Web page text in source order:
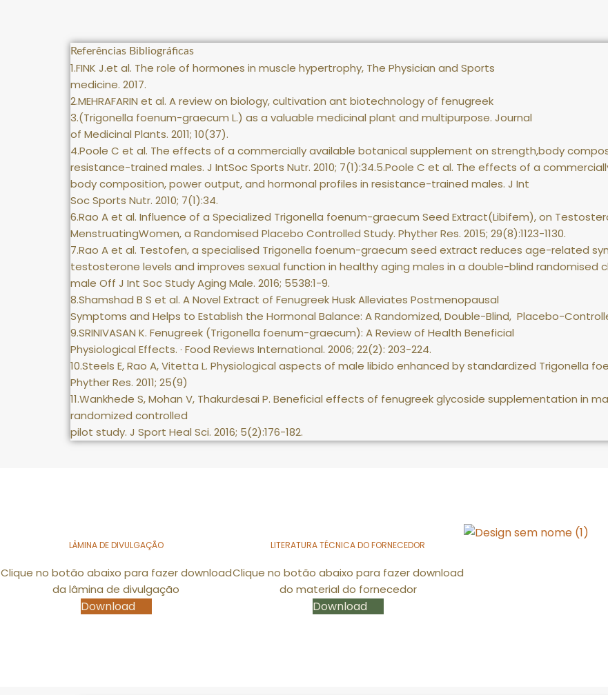
Referências Bibliográficas
1.FINK J.et al. The role of hormones in muscle hypertrophy, The Physician and Sports
medicine. 2017.
2.MEHRAFARIN et al. A review on biology, cultivation ant biotechnology of fenugreek
3.(Trigonella foenum-graecum L.) as a valuable medicinal plant and multipurpose. Journal
of Medicinal Plants. 2011; 10(37).
4.Poole C et al. The effects of a commercially available botanical supplement on strength,body
resistance-trained males. J IntSoc Sports Nutr. 2010; 7(1):34.5.Poole C et al. The effects of a
body composition, power output, and hormonal profiles in resistance-trained males. J Int
Soc Sports Nutr. 2010; 7(1):34.
6.Rao A et al. Influence of a Specialized Trigonella foenum-graecum Seed Extract(Libifem), on
MenstruatingWomen, a Randomised Placebo Controlled Study. Phyther Res. 2015; 29(8):1123-1130.
7.Rao A et al. Testofen, a specialised Trigonella foenum-graecum seed extract reduces age-related
testosterone levels and improves sexual function in healthy aging males in a double-blind randomised
male Off J Int Soc Study Aging Male. 2016; 5538:1-9.
8.Shamshad B S et al. A Novel Extract of Fenugreek Husk Alleviates Postmenopausal
Symptoms and Helps to Establish the Hormonal Balance: A Randomized, Double-Blind, Placebo-
9.SRINIVASAN K. Fenugreek (Trigonella foenum-graecum): A Review of Health Beneficial
Physiological Effects. · Food Reviews International. 2006; 22(2): 203-224.
10.Steels E, Rao A, Vitetta L. Physiological aspects of male libido enhanced by standardized Trigonella
Phyther Res. 2011; 25(9)
11.Wankhede S, Mohan V, Thakurdesai P. Beneficial effects of fenugreek glycoside supplementation in
randomized controlled
pilot study. J Sport Heal Sci. 2016; 5(2):176-182.
LÂMINA DE DIVULGAÇÃO
Clique no botão abaixo para fazer download
da lâmina de divulgação
Download
LITERATURA TÉCNICA DO FORNECEDOR
Clique no botão abaixo para fazer download
do material do fornecedor
Download